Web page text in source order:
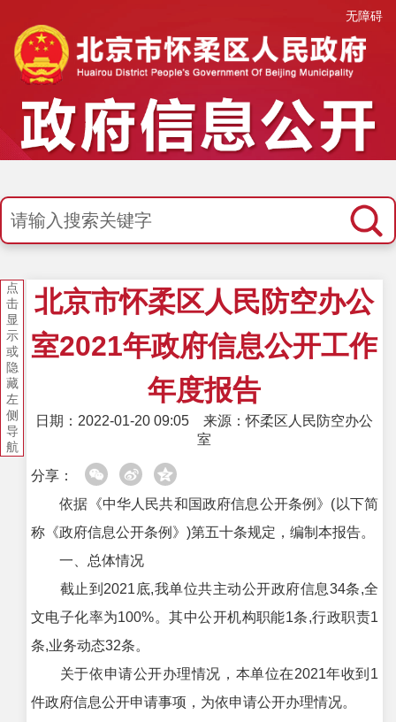
无障碍
点
击
显
示
或
隐
藏
左
侧
导
航
北京市怀柔区人民防空办公
室2021年政府信息公开工作
年度报告
日期：2022-01-20 09:05
来源：怀柔区人民防空办公
室
分享：
依据《中华人民共和国政府信息公开条例》(以下简
称《政府信息公开条例》)第五十条规定，编制本报告。
一、总体情况
截止到2021底,我单位共主动公开政府信息34条,全
文电子化率为100%。其中公开机构职能1条,行政职责1
条,业务动态32条。
关于依申请公开办理情况，本单位在2021年收到1
件政府信息公开申请事项，为依申请公开办理情况。